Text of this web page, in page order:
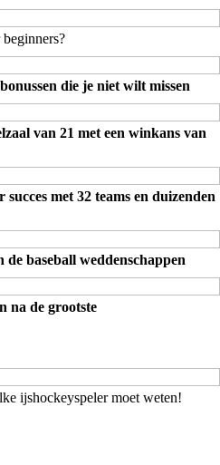
die je niet wilt missen
van 21 met een winkans van
met 32 teams en duizenden
de baseball weddenschappen
na de grootste
ijshockeyspeler moet weten!